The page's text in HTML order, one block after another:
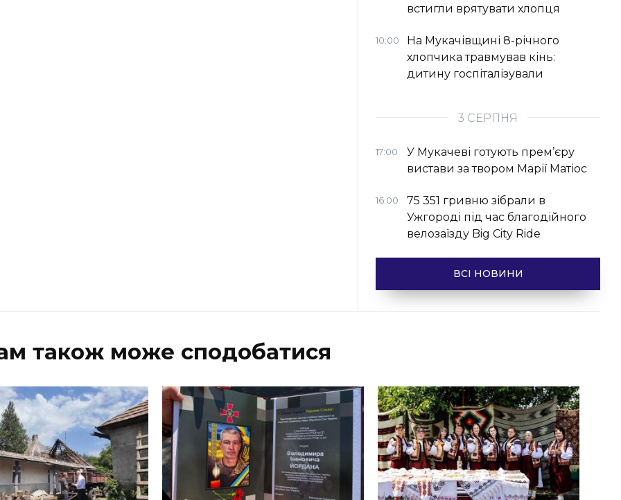
встигли врятувати хлопця
10:00
На Мукачівщині 8-річного
хлопчика травмував кінь:
дитину госпіталізували
3 СЕРПНЯ
17:00
У Мукачеві готують прем’єру
вистави за твором Марії Матіос
16:00
75 351 гривню зібрали в
Ужгороді під час благодійного
велозаїзду Big Сity Ride
ВСІ НОВИНИ
також може сподобатися